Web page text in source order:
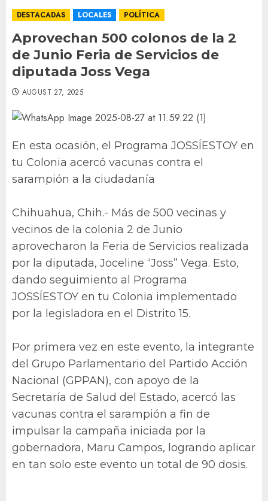
DESTACADAS LOCALES POLÍTICA
Aprovechan 500 colonos de la 2
de Junio Feria de Servicios de
diputada Joss Vega
AUGUST 27, 2025
En esta ocasión, el Programa JOSSÍESTOY en
tu Colonia acercó vacunas contra el
sarampión a la ciudadanía
Chihuahua, Chih.- Más de 500 vecinas y
vecinos de la colonia 2 de Junio
aprovecharon la Feria de Servicios realizada
por la diputada, Joceline “Joss” Vega. Esto,
dando seguimiento al Programa
JOSSÍESTOY en tu Colonia implementado
por la legisladora en el Distrito 15.
Por primera vez en este evento, la integrante
del Grupo Parlamentario del Partido Acción
Nacional (GPPAN), con apoyo de la
Secretaría de Salud del Estado, acercó las
vacunas contra el sarampión a fin de
impulsar la campaña iniciada por la
gobernadora, Maru Campos, logrando aplicar
en tan solo este evento un total de 90 dosis.